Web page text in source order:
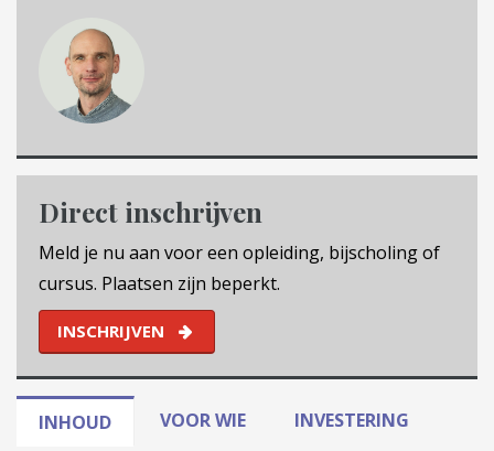
Direct inschrijven
Meld je nu aan voor een opleiding, bijscholing of
cursus. Plaatsen zijn beperkt.
INSCHRIJVEN
INHOUD VOOR WIE INVESTERING